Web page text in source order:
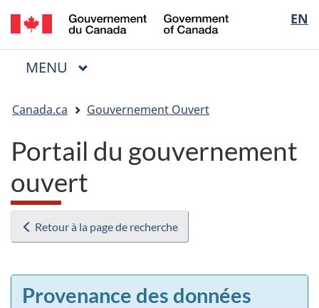
Passer
au
contenu
Passer
à
« Au
Passer
à
la
EN
of
Menu
MENU PRINCIPAL
êtes
ici
Canada.ca Gouvernement Ouvert
Portail du gouvernement
ouvert
Retour à la page de recherche
Provenance des données